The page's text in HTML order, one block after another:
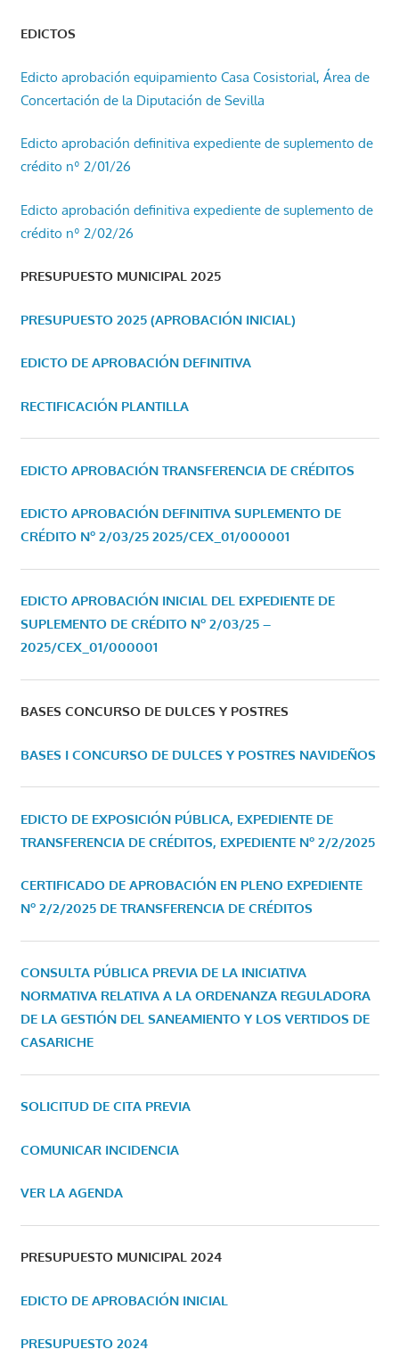
EDICTOS
Edicto aprobación equipamiento Casa Cosistorial, Área de
Concertación de la Diputación de Sevilla
Edicto aprobación definitiva expediente de suplemento de
crédito nº 2/01/26
Edicto aprobación definitiva expediente de suplemento de
crédito nº 2/02/26
PRESUPUESTO MUNICIPAL 2025
PRESUPUESTO 2025 (APROBACIÓN INICIAL)
EDICTO DE APROBACIÓN DEFINITIVA
RECTIFICACIÓN PLANTILLA
EDICTO APROBACIÓN TRANSFERENCIA DE CRÉDITOS
EDICTO APROBACIÓN DEFINITIVA SUPLEMENTO DE
CRÉDITO Nº 2/03/25 2025/CEX_01/000001
EDICTO APROBACIÓN INICIAL DEL EXPEDIENTE DE
SUPLEMENTO DE CRÉDITO Nº 2/03/25 –
2025/CEX_01/000001
BASES CONCURSO DE DULCES Y POSTRES
BASES I CONCURSO DE DULCES Y POSTRES NAVIDEÑOS
EDICTO DE EXPOSICIÓN PÚBLICA, EXPEDIENTE DE
TRANSFERENCIA DE CRÉDITOS, EXPEDIENTE Nº 2/2/2025
CERTIFICADO DE APROBACIÓN EN PLENO EXPEDIENTE
Nº 2/2/2025 DE TRANSFERENCIA DE CRÉDITOS
CONSULTA PÚBLICA PREVIA DE LA INICIATIVA
NORMATIVA RELATIVA A LA ORDENANZA REGULADORA
DE LA GESTIÓN DEL SANEAMIENTO Y LOS VERTIDOS DE
CASARICHE
SOLICITUD DE CITA PREVIA
COMUNICAR INCIDENCIA
VER LA AGENDA
PRESUPUESTO MUNICIPAL 2024
EDICTO DE APROBACIÓN INICIAL
PRESUPUESTO 2024